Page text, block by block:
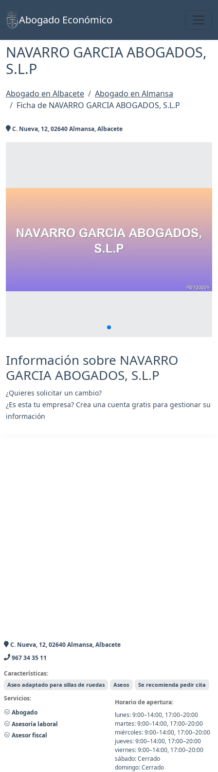
Abogado Económico
NAVARRO GARCIA ABOGADOS,
S.L.P
Abogado en Albacete
Abogado en Almansa
Ficha de NAVARRO GARCIA ABOGADOS, S.L.P
C. Nueva, 12, 02640 Almansa, Albacete
Información sobre NAVARRO
GARCIA ABOGADOS, S.L.P
¿Quieres solicitar un cambio?
¿Es esta tu empresa? Crea una cuenta gratis para gestionar su
información
C. Nueva, 12, 02640 Almansa, Albacete
967 34 35 11
Características:
Aseo adaptado para sillas de ruedas Aseos Se recomienda pedir cita
Servicios:
Abogado
Asesoría laboral
Asesor fiscal
Horario de apertura:
lunes: 9:00–14:00, 17:00–20:00
martes: 9:00–14:00, 17:00–20:00
miércoles: 9:00–14:00, 17:00–20:00
jueves: 9:00–14:00, 17:00–20:00
viernes: 9:00–14:00, 17:00–20:00
sábado: Cerrado
domingo: Cerrado